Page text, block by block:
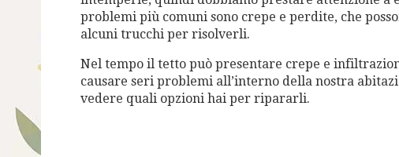
problemi più comuni sono crepe e perdite, che
alcuni trucchi per risolverli.
Nel tempo il tetto può presentare crepe e
causare seri problemi all’interno della nostra
vedere quali opzioni hai per ripararli.